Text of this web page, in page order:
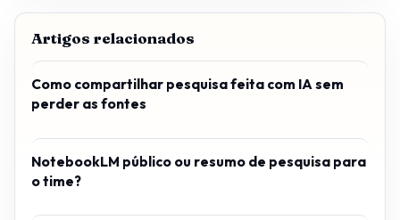
Artigos relacionados
Como compartilhar pesquisa feita com IA sem
perder as fontes
NotebookLM público ou resumo de pesquisa para
o time?